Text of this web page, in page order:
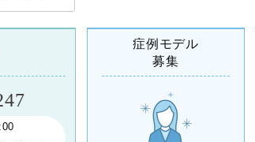
症例モデル
募集